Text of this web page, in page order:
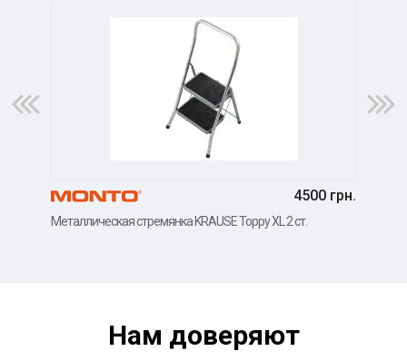
4500 грн.
Металлическая стремянка KRAUSE Toppy XL 2 ст.
Нам доверяют